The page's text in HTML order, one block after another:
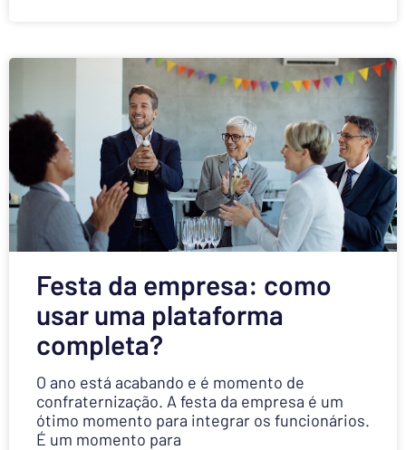
Festa da empresa: como
usar uma plataforma
completa?
O ano está acabando e é momento de
confraternização. A festa da empresa é um
ótimo momento para integrar os funcionários.
É um momento para